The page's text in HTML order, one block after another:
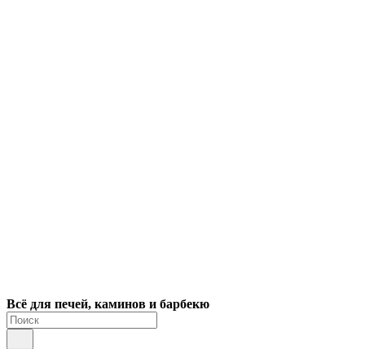
Всё для печей, каминов и барбекю